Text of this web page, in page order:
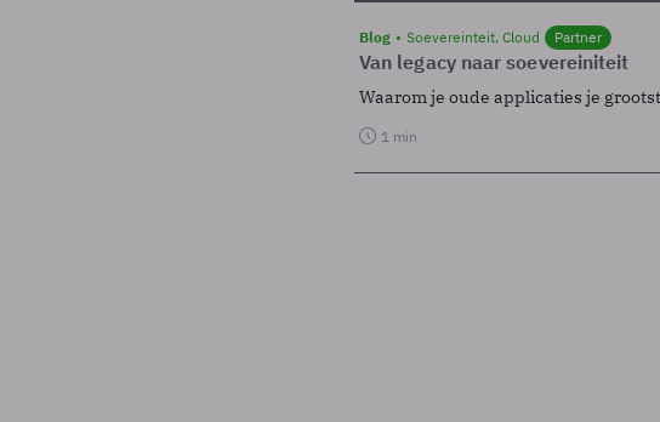
Blog Soevereinteit, Cloud Partner
Van legacy naar soevereiniteit
Waarom je oude applicaties je
1 min